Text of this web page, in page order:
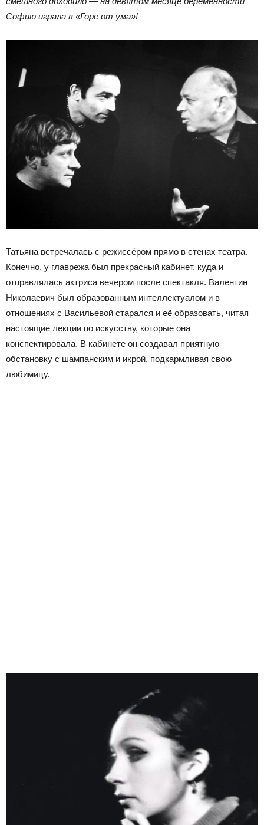
Софию играла в «Горе от ума»!
Татьяна встречалась с режиссёром прямо в стенах театра.
Конечно, у главрежа был прекрасный кабинет, куда и
отправлялась актриса вечером после спектакля. Валентин
Николаевич был образованным интеллектуалом и в
отношениях с Васильевой старался и её образовать, читая
настоящие лекции по искусству, которые она
конспектировала. В кабинете он создавал приятную
обстановку с шампанским и икрой, подкармливая свою
любимицу.